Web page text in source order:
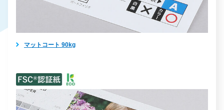
マットコート 90kg